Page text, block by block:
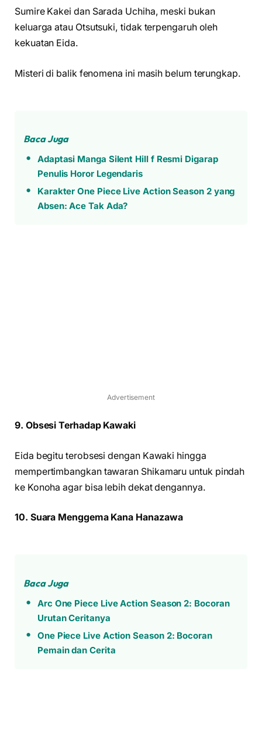
Sumire Kakei dan Sarada Uchiha, meski bukan
keluarga atau Otsutsuki, tidak terpengaruh oleh
kekuatan Eida.
Misteri di balik fenomena ini masih belum terungkap.
Baca Juga
Adaptasi Manga Silent Hill f Resmi Digarap
Penulis Horor Legendaris
Karakter One Piece Live Action Season 2 yang
Absen: Ace Tak Ada?
Advertisement
9. Obsesi Terhadap Kawaki
Eida begitu terobsesi dengan Kawaki hingga
mempertimbangkan tawaran Shikamaru untuk pindah
ke Konoha agar bisa lebih dekat dengannya.
10. Suara Menggema Kana Hanazawa
Baca Juga
Arc One Piece Live Action Season 2: Bocoran
Urutan Ceritanya
One Piece Live Action Season 2: Bocoran
Pemain dan Cerita